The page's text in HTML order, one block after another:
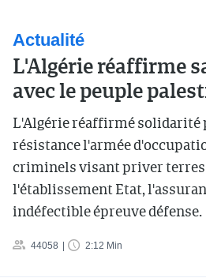
Actualité
L'Algérie réaffirme
avec le peuple
L'Algérie réaffirmé solidarité
résistance l'armée
criminels visant priver
l'établissement Etat,
indéfectible épreuve défense.
44058 2:12 Min